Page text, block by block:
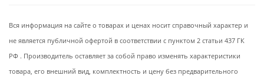
Вся информация на сайте о товарах и ценах носит справочный характер и
не является публичной офертой в соответствии с пунктом 2 статьи 437 ГК
РФ . Производитель оставляет за собой право изменять характеристики
товара, его внешний вид, комплектность и цену без предварительного